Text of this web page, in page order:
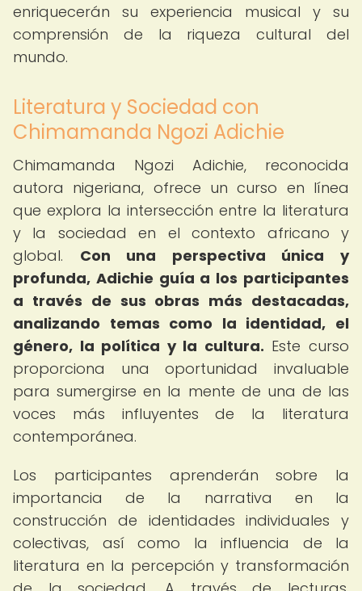
enriquecerán su experiencia musical y su
comprensión de la riqueza cultural del
mundo.
Literatura y Sociedad con
Chimamanda Ngozi Adichie
Chimamanda Ngozi Adichie, reconocida
autora nigeriana, ofrece un curso en línea
que explora la intersección entre la literatura
y la sociedad en el contexto africano y
global. Con una perspectiva única y
profunda, Adichie guía a los participantes
a través de sus obras más destacadas,
analizando temas como la identidad, el
género, la política y la cultura. Este curso
proporciona una oportunidad invaluable
para sumergirse en la mente de una de las
voces más influyentes de la literatura
contemporánea.
Los participantes aprenderán sobre la
importancia de la narrativa en la
construcción de identidades individuales y
colectivas, así como la influencia de la
literatura en la percepción y transformación